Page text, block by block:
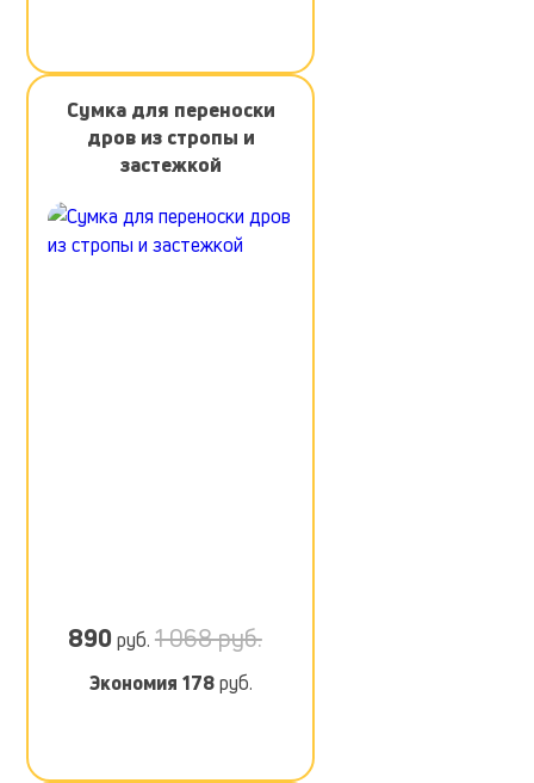
Сумка для переноски
дров из стропы и
застежкой
890 руб. 1 068 руб.
Экономия 178руб.